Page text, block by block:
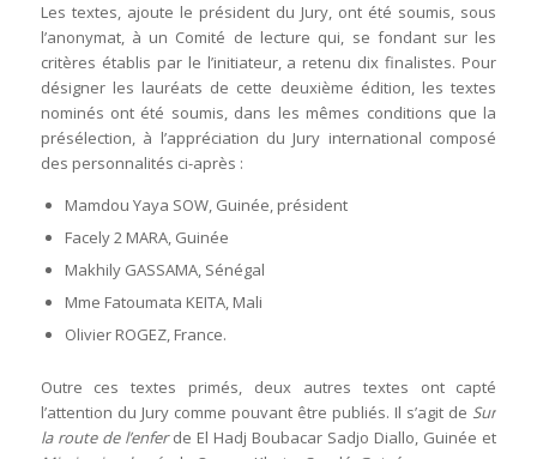
Les textes, ajoute le président du Jury, ont été soumis, sous
l’anonymat, à un Comité de lecture qui, se fondant sur les
critères établis par le l’initiateur, a retenu dix finalistes. Pour
désigner les lauréats de cette deuxième édition, les textes
nominés ont été soumis, dans les mêmes conditions que la
présélection, à l’appréciation du Jury international composé
des personnalités ci-après :
Mamdou Yaya SOW, Guinée, président
Facely 2 MARA, Guinée
Makhily GASSAMA, Sénégal
Mme Fatoumata KEITA, Mali
Olivier ROGEZ, France.
Outre ces textes primés, deux autres textes ont capté
l’attention du Jury comme pouvant être publiés. Il s’agit de Sur
la route de l’enferde El Hadj Boubacar Sadjo Diallo, Guinée et